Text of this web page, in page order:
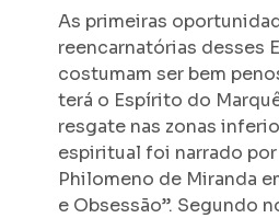
As primeiras
reencarnatórias desses
costumam ser bem
terá o Espírito do
resgate nas zonas
espiritual foi narrado
Philomeno de Miranda
e Obsessão”. Segundo